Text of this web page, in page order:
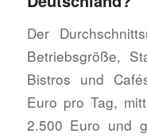
Der
Betriebsgröße,
Bistros und
Euro pro Tag,
2.500 Euro und